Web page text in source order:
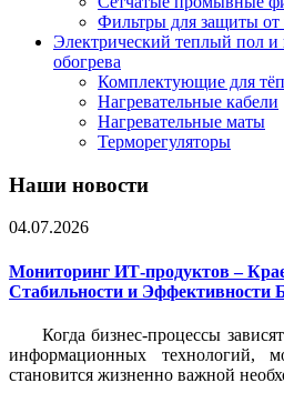
Фильтры для защиты от
Электрический теплый пол и
обогрева
Комплектующие для
Нагревательные кабели
Нагревательные маты
Терморегуляторы
Наши новости
04.07.2026
Мониторинг ИТ-продуктов –
Стабильности и Эффективности
Когда бизнес-процессы
информационных технологий,
становится жизненно важной